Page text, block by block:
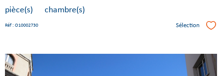
pièce(s) chambre(s)
Réf : O10002730 Sélection